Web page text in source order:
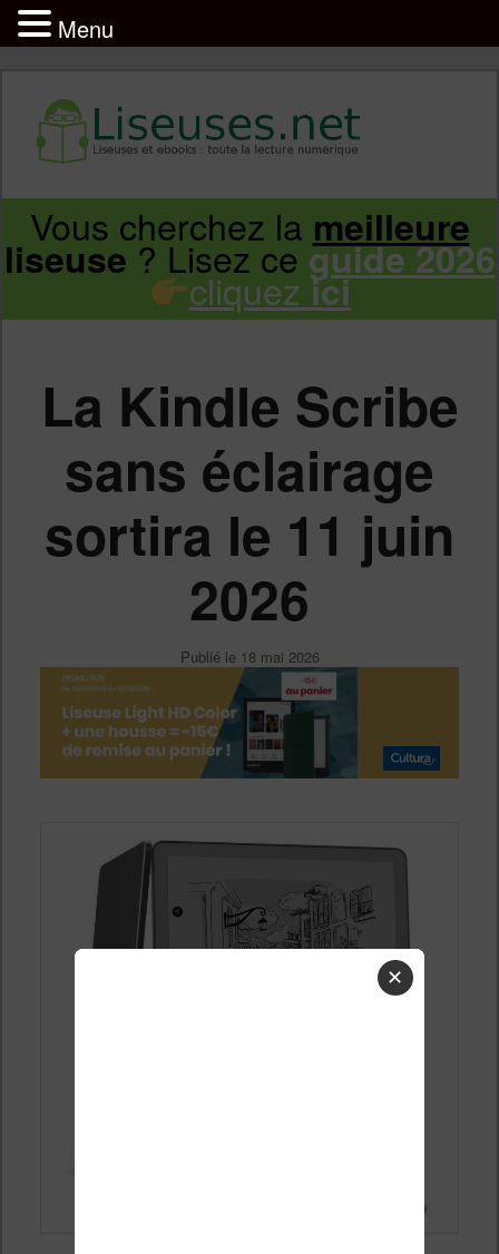
Infos sur les liseuses Kindle, Kobo,
Vivlio, Pocketbook
Aller
principal
Aller
secondaire
Vous cherchez la meilleure
liseuse? Lisez ceguide 2026
cliquez ici
La Kindle Scribe
sans éclairage
sortira le 11 juin
2026
Publié le 18 mai 2026
✕
Menu